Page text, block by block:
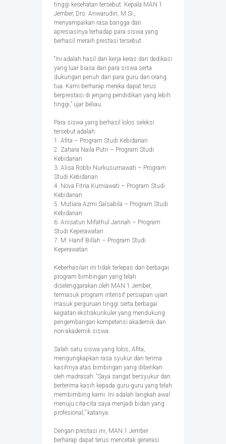
tinggi kesehatan tersebut. Kepala MAN 1
Jember, Drs. Anwarudin, M.Si.,
menyampaikan rasa bangga dan
apresiasinya terhadap para siswa yang
berhasil meraih prestasi tersebut.
“Ini adalah hasil dari kerja keras dan dedikasi
yang luar biasa dari para siswa serta
dukungan penuh dari para guru dan orang
tua. Kami berharap mereka dapat terus
berprestasi di jenjang pendidikan yang lebih
tinggi,” ujar beliau.
Para siswa yang berhasil lolos seleksi
tersebut adalah:
1. Afita – Program Studi Kebidanan
2. Zahara Naila Putri – Program Studi
Kebidanan
3. Alisa Robbi Nurkusumawati – Program
Studi Kebidanan
4. Nova Fitria Kurniawati – Program Studi
Kebidanan
5. Mutiara Azmi Salsabila – Program Studi
Kebidanan
6. Anisatun Mifathul Jannah – Program
Studi Keperawatan
7. M. Hanif Billah – Program Studi
Keperawatan
Keberhasilan ini tidak terlepas dari berbagai
program bimbingan yang telah
diselenggarakan oleh MAN 1 Jember,
termasuk program intensif persiapan ujian
masuk perguruan tinggi serta berbagai
kegiatan ekstrakurikuler yang mendukung
pengembangan kompetensi akademik dan
non-akademik siswa.
Salah satu siswa yang lolos, Afita,
mengungkapkan rasa syukur dan terima
kasihnya atas bimbingan yang diberikan
oleh madrasah. “Saya sangat bersyukur dan
berterima kasih kepada guru-guru yang telah
membimbing kami. Ini adalah langkah awal
menuju cita-cita saya menjadi bidan yang
profesional,” katanya.
Dengan prestasi ini, MAN 1 Jember
berharap dapat terus mencetak generasi